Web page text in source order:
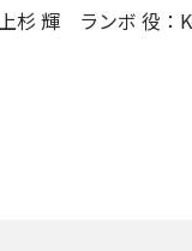
杉 輝 ランボ 役：